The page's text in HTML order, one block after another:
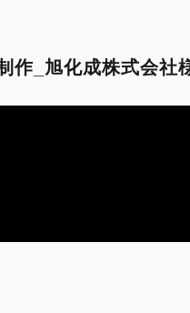
作_旭化成株式会社